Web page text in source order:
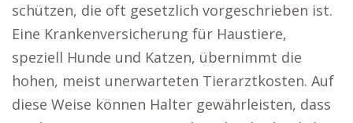
schützen, die oft gesetzlich vorgeschrieben ist.
Eine Krankenversicherung für Haustiere,
speziell Hunde und Katzen, übernimmt die
hohen, meist unerwarteten Tierarztkosten. Auf
diese Weise können Halter gewährleisten, dass